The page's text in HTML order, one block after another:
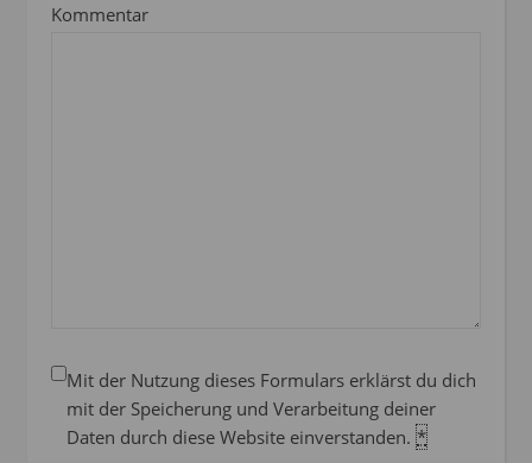
Kommentar
Mit der Nutzung dieses Formulars erklärst du dich
mit der Speicherung und Verarbeitung deiner
Daten durch diese Website einverstanden. *